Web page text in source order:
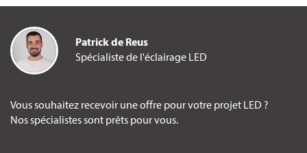
Patrick de Reus
Spécialiste de l'éclairage LED
Vous souhaitez recevoir une offre pour votre projet LED ?
Nos spécialistes sont prêts pour vous.